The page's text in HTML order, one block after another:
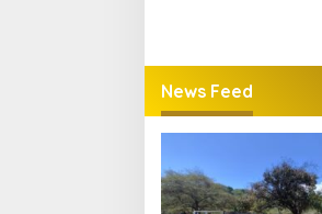
News Feed